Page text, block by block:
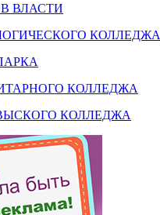
ВЛАСТИ
КОЛЛЕДЖА
КОЛЛЕДЖА
КОЛЛЕДЖА